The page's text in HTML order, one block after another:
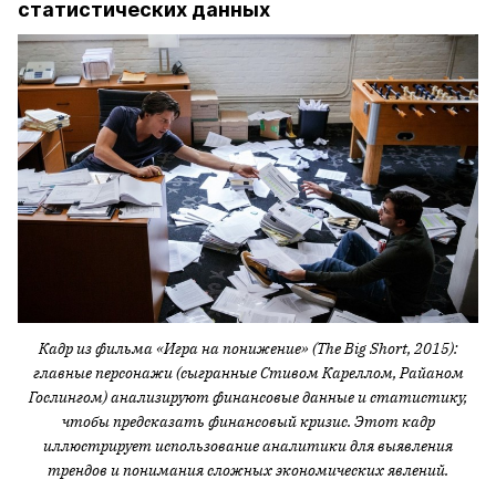
статистических данных
Кадр из фильма «Игра на понижение» (The Big Short, 2015):
главные персонажи (сыгранные Стивом Кареллом, Райаном
Гослингом) анализируют финансовые данные и статистику,
чтобы предсказать финансовый кризис. Этот кадр
иллюстрирует использование аналитики для выявления
трендов и понимания сложных экономических явлений.